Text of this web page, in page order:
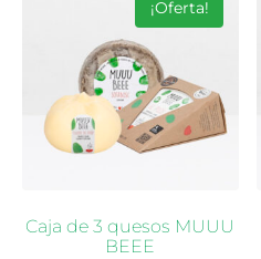
¡Oferta!
Caja de 3 quesos MUUU
BEEE